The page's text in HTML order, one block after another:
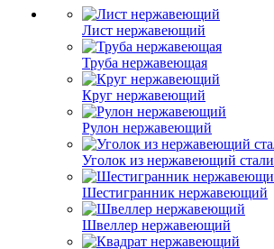
Лист нержавеющий
Труба нержавеющая
Круг нержавеющий
Рулон нержавеющий
Уголок из нержавеющий стали
Шестигранник нержавеющий
Швеллер нержавеющий